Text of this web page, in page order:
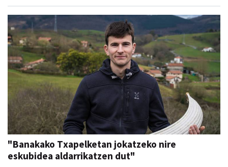
"Banakako Txapelketan jokatzeko nire
eskubidea aldarrikatzen dut"